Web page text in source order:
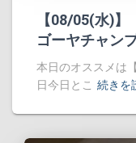
【08/05(水)】
ゴーヤチャン
本日のオススメは
日今日とこ 続きを